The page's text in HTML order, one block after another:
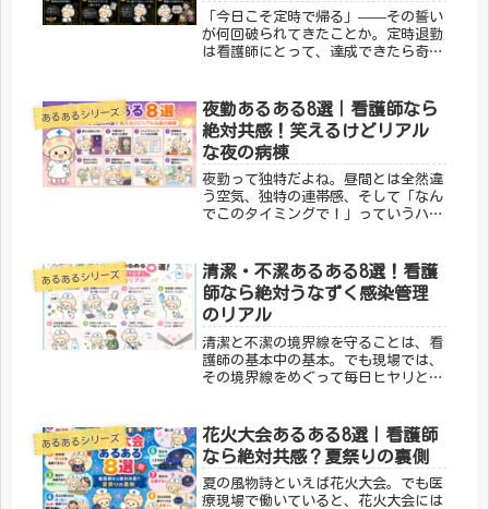
「今日こそ定時で帰る」——その誓い
が何回破られてきたことか。定時退勤
は看護師にとって、達成できたら奇跡
した。① 「今日こそ定時で帰る」と
毎回思う出勤するたびに心に誓う。今
日...
あるあるシリーズ
夜勤あるある8選｜看護師なら
絶対共感！笑えるけどリアル
な夜の病棟
夜勤って独特だよね。昼間とは全然違
う空気、独特の連帯感、そして「なん
でこのタイミングで！」っていうハプ
る。現役看護師として、夜の病棟のリ
アルを8つ集めました。① 静かな夜ほ
ど...
あるあるシリーズ
清潔・不潔あるある8選！看護
師なら絶対うなずく感染管理
のリアル
清潔と不潔の境界線を守ることは、看
護師の基本中の基本。でも現場では、
その境界線をめぐって毎日ヒヤリとす
た。① 「不潔！」が反射的に出る清
潔野はちょっとしたことですぐ不潔に
なる...
あるあるシリーズ
花火大会あるある8選｜看護師
なら絶対共感？夏祭りの裏側
夏の風物詩といえば花火大会。でも医
療現場で働いていると、花火大会には